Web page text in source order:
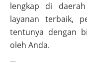
lengkap di
layanan terbaik,
tentunya dengan
oleh Anda.